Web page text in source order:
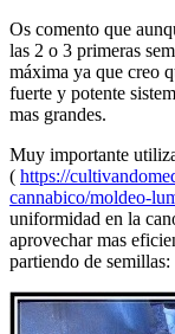
Os comento que
las 2 o 3 primeras
máxima ya que creo
fuerte y potente
mas grandes.
Muy importante
( https://
cannabico/moldeo-
uniformidad en la
aprovechar mas
partiendo de semillas: